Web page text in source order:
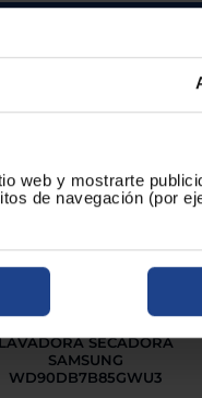
web y mostrarte
de navegación (por
SECADORA
SAMSUNG
WD90DB7B85GWU3